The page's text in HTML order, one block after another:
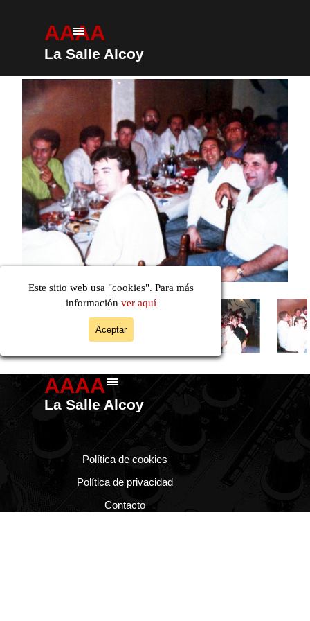
Este sitio web usa "cookies". Para más
información ver aquí
Aceptar
AAAA
Saltar menú
La Salle Alcoy
AAAASaltar menú
La Salle Alcoy
Política de cookies
Política de privacidad
Contacto